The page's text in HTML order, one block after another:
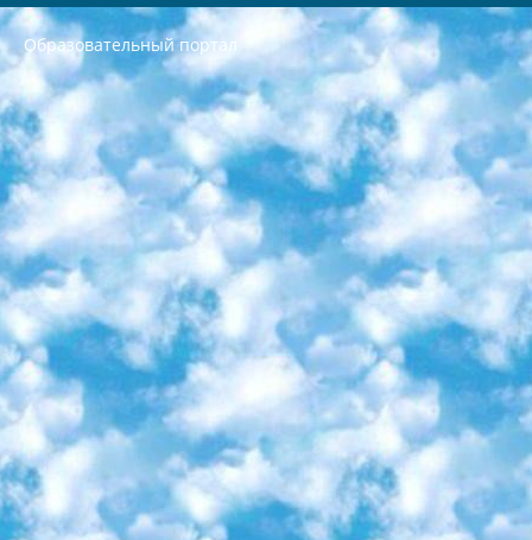
Образовательный портал
РЕСПУБЛИКА УЗБЕКИСТАН МИНИСТРЕРСТВО ДОШКОЛЬНОГО И ШКОЛЬНОГО ОБРАЗОВАНИЯ КОМАНДА в общеобразовательных учреждениях в 2023-2024 учебном году организация и проведение итоговой государственной аттестации обучающихся о Министра дошкольного и школьного образования Республики Узбекистан от 4 марта 2008 года (постановлением Минюста от 20 марта 2008 года № 1778 государственной регистрации) «Итоговое состояние учащихся общего среднего образования на основании положения об утверждении положения об аттестации общего среднего образования выпускной экзамен студентов в образовательных учреждениях в 2023-2024 учебном году В целях организации и прохождения аттестации приказываю: 1. Следующее: перечень предметов, по которым будет проводиться итоговая государственная аттестация и экзамен формы перевода согласно приложению 1; сертификаты международного образца, оценивающие уровень владения иностранными языками перечень согласно приложению 2; 2. Педагогический при специализированных образовательных учреждениях. научно-практический центр квалификации и международной оценки (Д.Давидова) 2024 г. До 25 марта: задания по предметам, по которым будет проводиться итоговая аттестация разработка и утверждение технических условий; итоговая аттестация на основании разработанного предметного задания разработка вопросов по предметам (устно и письменно), экзамен передача; общеобразовательные средние школы и специальные учебные заведения учащиеся выпускных классов школ и интернатов в агентской системе подготовка базы данных экзаменационных материалов и критериев оценки; перевод базы экзаменационных материалов на все языки обучения подать в Республиканский образовательный центр для изготовления; варианты экзаменов на основе разработанных контрольных материалов пусть будут поставлены задачи формирования. 3. Республиканский образовательный центр (Ш.Худайкулов) до 5 апреля 2024 года. до: база данных предоставленных экзаменационных материалов на все языки обучения перевод и экспертиза; для слепых, слабовидящих, глухих, слабослышащих и умственно отсталых детей учащиеся выпускных классов специализированных школ и школ-интернатов база данных экзаменационных материалов на всех преподаваемых языках подготовка критериев оценки; специализированные школы для умственно отсталых детей и технологии для учащихся выпускных классов школ-интернатов разработка соответствующих рекомендаций и критериев проведения ЕГЭ по естествознанию давать задания. 4. Педагогический при специализированных образовательных учреждениях. Научно-практический центр навыков и международной оценки (Д.Давидова), Республика образовательный центр (Худайкулов Ш.) итоговый государственный аттестационный экзамен ориентирован на творческое и логическое мышление при подготовке базы материалов учитывать введение заданий. 5. Следует отметить, что: сертификат государственного образца о знании общеобразовательного предмета и как минимум национальный уровень B1 по предметам на иностранных языках, указанным в Приложении 2. или международно признанный сертификат эквивалентного уровня студенты, изучающие определенный предмет, освобождаются от экзамена; по соответствующим предметам запланирована итоговая государственная аттестация за день до дня, путем жеребьевки Рабочей группой (в письменной форме по предметам, проводимым в форме) из числа сформированных вариантов выбрано 2 варианта; 2 выбранных варианта экзамена анонсированы на официальном сайте министерства и все выпускники по всей стране на основе этих вариантов проводит итоговую государственную аттестацию. 6. Государственное образование учащихся средних общеобразовательных учреждений. знания в соответствии с квалификационными требованиями, которые необходимо приобрести на основании стандартов итоговый (выпускной) контроль для 9 и 11 классов в целях тестирования Экзамены (далее – экзамены) состоят из предметов, перечисленных в приложении 1. будет сделано. 7. Экзамены пройдут с 26 мая по 15 июня 2024 г. (кроме науки физического воспитания). 8. Физическая для учащихся 9 классов общесредних образовательных учреждений. Экзамены по предмету «Образование, квалификация медицина» 1-6 мая 2024 года. сотрудники перевести под присмотр (с отклонениями в физическом или умственном развитии) специализированная школа для детей, школы-интернаты и со сколиозом школы-интернаты санаторного типа для больных детей исключены). 9. Он был слепым, слабовидящим и имел нарушения опорно-двигательного аппарата. экзамены в специализированных школах и интернатах для детей должны проводиться исходя из требований, предъявляемых к общеобразовательным учреждениям (физкультура кроме науки). 10. Специализированная школа для глухих и слабослышащих детей. и экзамены в интернатах и быть реализован в виде письменного теста по математике. 11. Специальность для умственно отсталых детей. Для 9 класса Родной язык и литературное письмо Государственный язык (язык обучения – узбекский). для неклассов) написано Математическое письмо Письменная/устная история Узбекистана Физическое воспитание практично Итоговый контроль Для 11 класса Написание родного языка и литературы (эссе) Математическое письмо Узбекский язык (обучение на узбекском языке) не посещающее общее среднее образование для учреждений)/Образовательное учреждение выбор письменный и устный Иностранный язык письменный/устный Письменная/устная история Узбекистана *По выбору студента:  Химия  Физика  Основы государственного права  География 10 бесплатных образовательных ресурсов - Мы составили подборку онлайн-проектов с интерактивными упражнениями, видеолекциями и статьями. Они помогут вам обрести новые и освежить старые знания бесплатно. 1. «ИНТУИТ» Старейшая образовательная площадка Рунета. Здесь вы найдёте сотни текстовых и видеокурсов на десятки различных тем — от программирования до психологии. Многие курсы подготовлены российскими университетами и крупными международными компаниями вроде Intel и Microsoft. Самостоятельное обучение бесплатное, но желающие могут оплатить услуги персональных наставников. 2. «Смартия» знакомит с актуальными профессиями и подсказывает, как им обучаться. Выбрав заинтересовавшую вас специальность — SMM-специалист, фотограф, веб-дизайнер или другую, — увидите список необходимых для неё умений. Чтобы вы могли освоить их самостоятельно, для каждого умения площадка отображает подборку ссылок на учебные материалы. Хотя «Смартия» ориентируется на русскоязычную аудиторию, часть контента всё же доступна только на английском. 3. «Лекторий Физтеха» Проект Московского физико-технического института (Физтеха). С его помощью вы можете смотреть онлайн серии лекций, записанные на видео в этом вузе. В числе доступных предметов — физика, биология, химия, информационные технологии и другие. К некоторым лекциям администрация ресурса прилагает готовые конспекты, которые можно скачивать в PDF-формате. 4. ITMOcourses Онлайн-площадка Санкт-Петербургского национального исследовательского университета информационных технологий, механики и оптики (ИТМО). Ресурс предоставляет свободный доступ к курсам, разработанным в этом вузе. Каталог материалов разбит на четыре категории: «Оптические системы и технологии», «Приборостроение и робототехника», «Информационные технологии» и «Биотехнологии». Курсы состоят из видеолекций, интерактивных демонстраций и заданий. 5. «КиберЛенинка» Электронная научная библиотека открытого доступа. Каталог площадки регулярно обрастает текстами статей из различных научных изданий. Сгруппированные по журналам и рубрикам публикации можно читать онлайн или скачивать целиком в PDF-формате. Проект нацелен на популяризацию науки за счёт открытого доступа к качественной информации. 6. «ПостНаука» На этом ресурсе публикуют подборки видеолекций, составленные экспертами из разных отраслей и объединённые общими темами. Среди них, к примеру, есть серии «Биоинформатика и геномика», «Культура средневековой Скандинавии» и Cinema Studies о теории кино. Каждая подборка лекций — логически связанная история, рассказанная экспертом от первого лица. Кроме того, на сайте появляются научно-образовательные статьи и тесты на разные темы. 7. «Newочём» Команда проекта «Newочём» отбирает самые интересные тексты из англоязычных СМИ и переводит те из них, за которые голосуют участники сообщества «ВКонтакте». По большей части это научно-популярные статьи. Редакторы придумывают лишь заголовки, в остальном содержание переводов соответствует оригиналам. Полные тексты можно читать прямо в социальной сети. 8. InternetUrok Онлайн-база материалов по основным дисциплинам школьной программы. Информация на сайте структурирована по классам, предметам и темам (урокам). Каждый урок состоит из видеолекций и конспектов. Есть также интерактивные тренажёры и тесты для закрепления пройденного материала. Даже если вы давно окончили школу, возможность повторить программу старших классов всегда может пригодиться. 9. Edutainme Ещё один ресурс об образовании. В отличие от Newtonew, как мне кажется, Edutainme больше ориентируется на представителей индустрии: педагогов, предпринимателей, разработчиков образовательных проектов. Но и любой, кто просто стремится к саморазвитию, найдёт на сайте много полезного и интересного для себя. Например, информацию о новых курсах и образовательных сервисах. 10. Newtonew Онлайн-медиа об образовании и обучении в широком смысле. Авторы Newtonew пишут об инструментах, заведениях, тактиках и стратегиях, которые помогают учить других и получать новые знания самостоятельно. На этой площадке вы найдёте новости, обзоры, аналитические мат